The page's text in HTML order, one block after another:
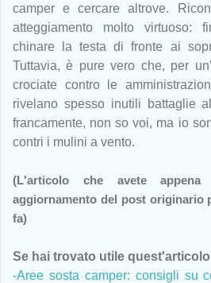
camper e cercare altrove.
atteggiamento molto virtuoso:
chinare la testa di fronte ai
Tuttavia, è pure vero che, per
crociate contro le
rivelano spesso inutili battaglie
francamente, non so voi, ma io
contri i mulini a vento.
(L'articolo che avete
aggiornamento del post originario
fa)
Se hai trovato utile
-Aree sosta camper: consigli su